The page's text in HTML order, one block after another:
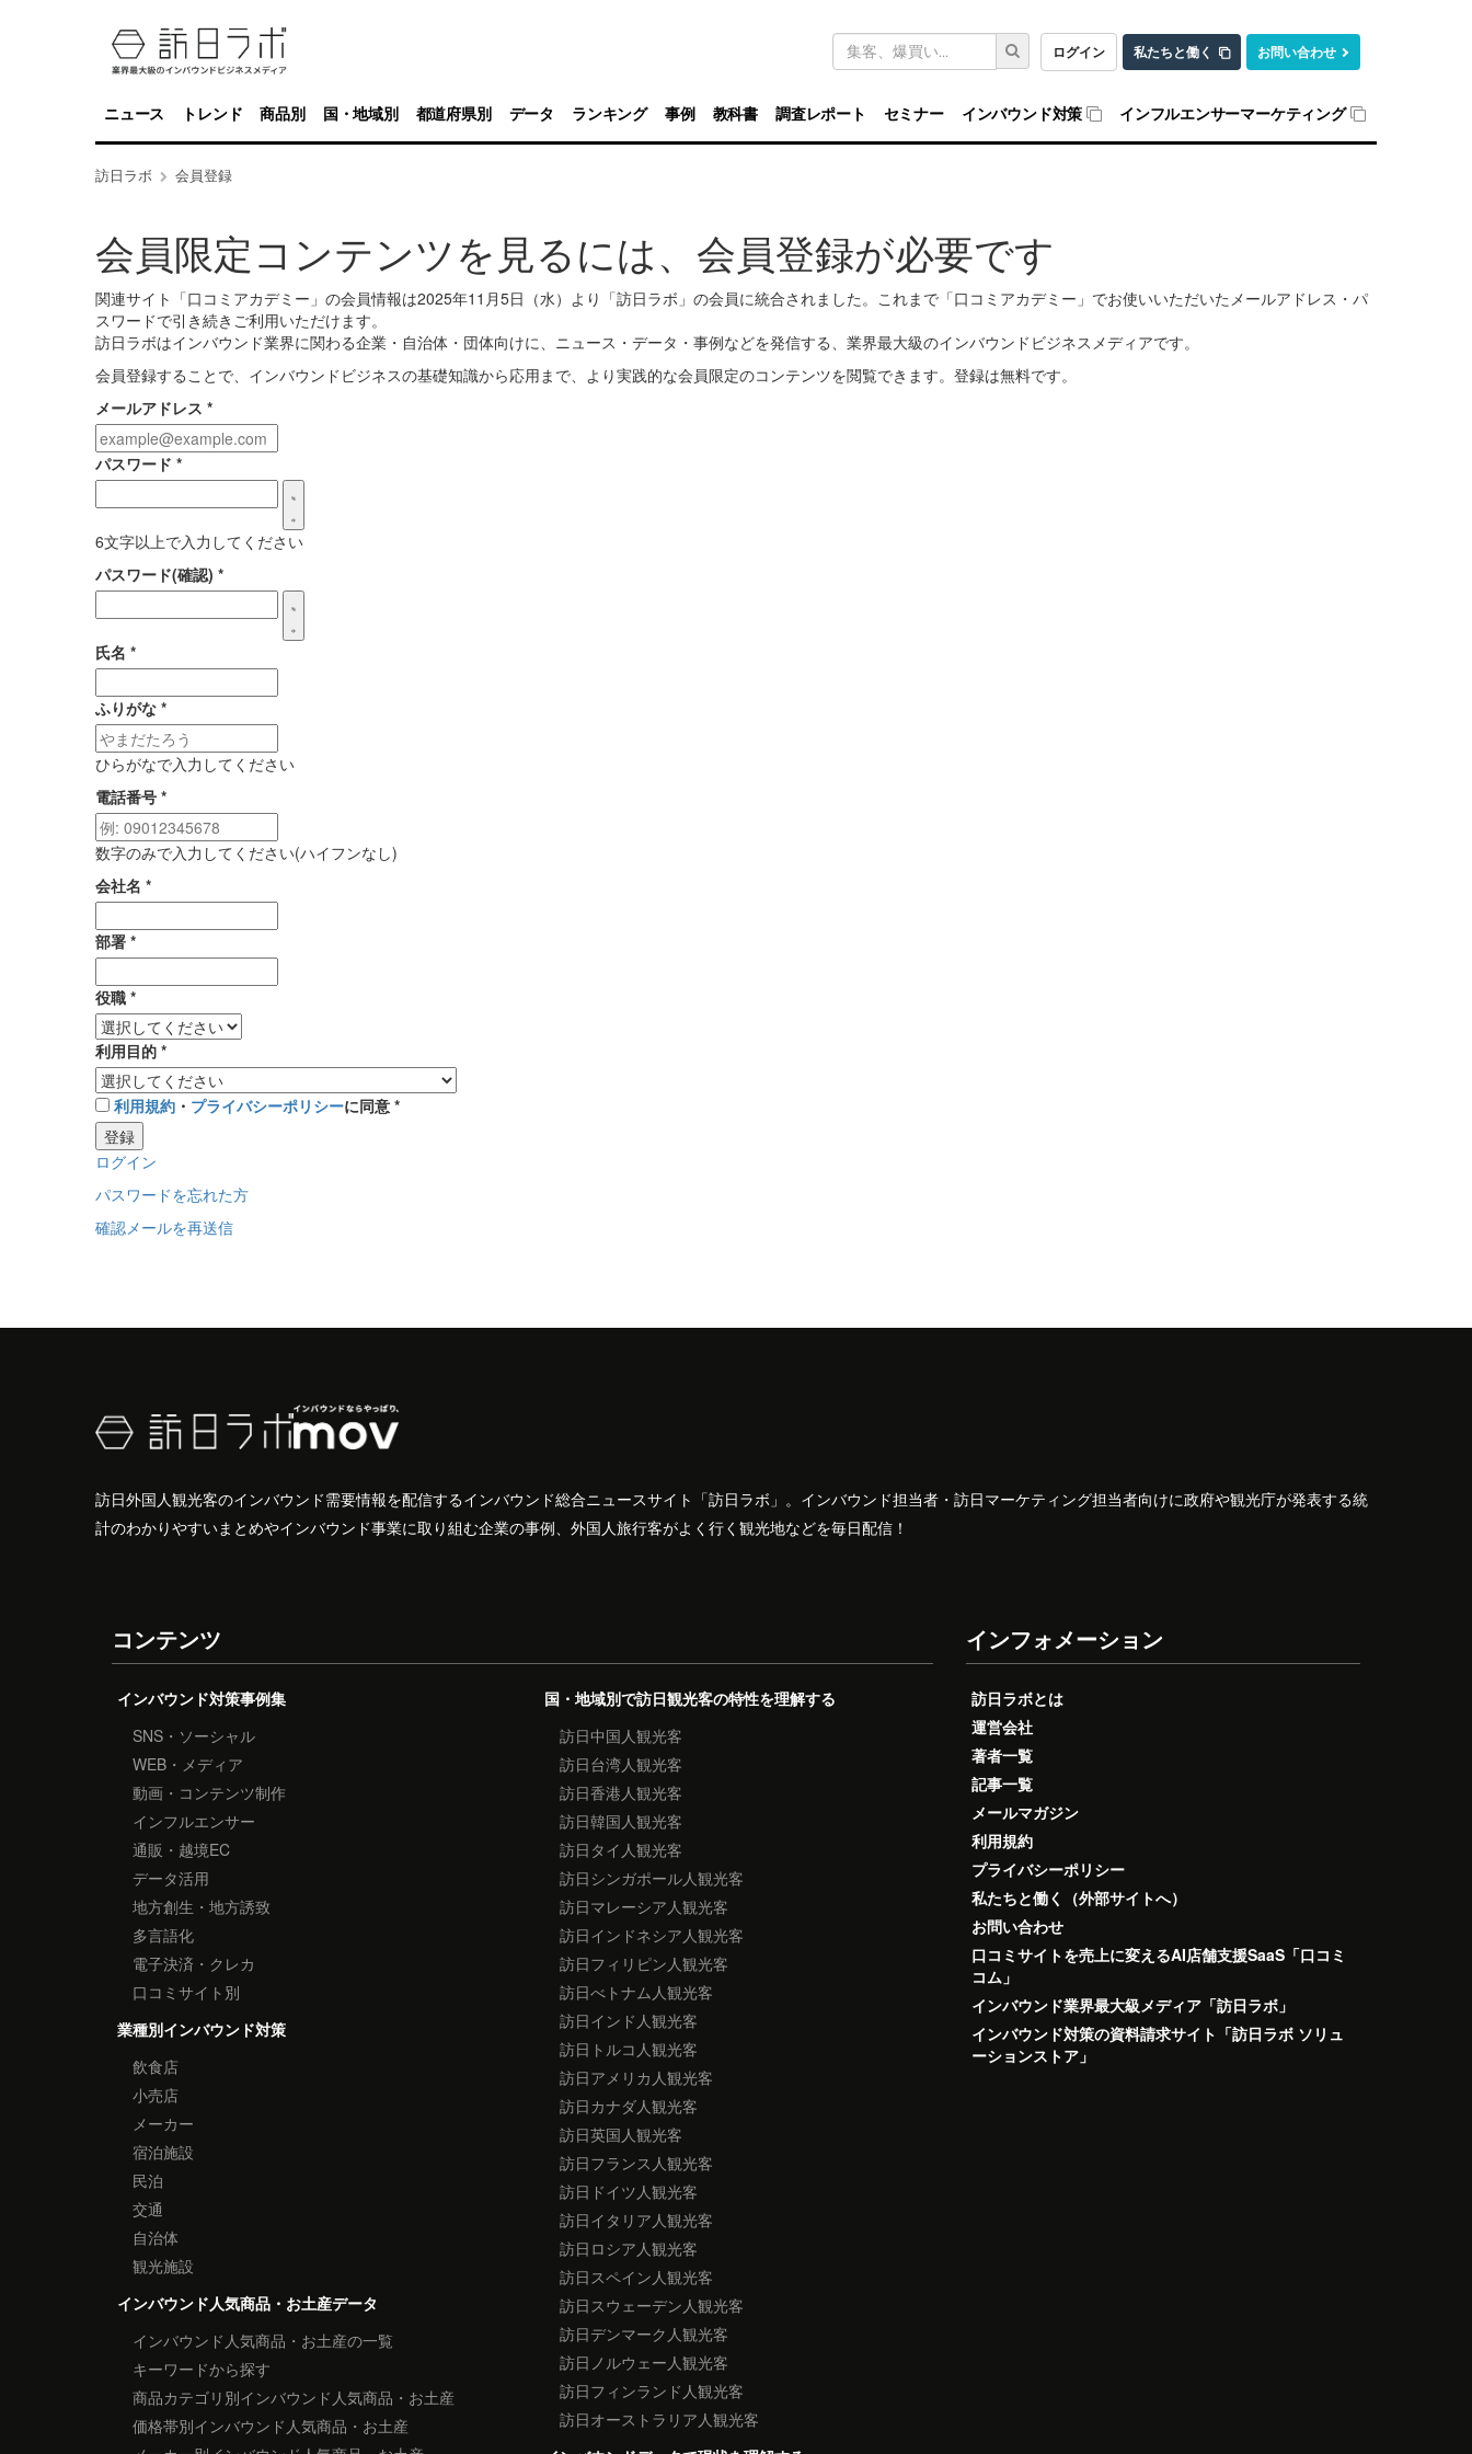
ログイン 私たちと働く お問い合わせ
キ
ワ
ド
検
索
ニュース トレンド 商品別 国・地域別 都道府県別 データ ランキング 事例 教科書 調査レポート セミナー インバウンド対策 インフルエンサーマーケティング
訪日ラボ 会員登録
会員限定コンテンツを見るには、会員登録が必要です
関連サイト「口コミアカデミー」の会員情報は2025年11月5日（水）より「訪日ラボ」の会員に統合されました。これまで「口コミアカデミー」でお使いいただいたメールアドレス・パ
スワードで引き続きご利用いただけます。
訪日ラボはインバウンド業界に関わる企業・自治体・団体向けに、ニュース・データ・事例などを発信する、業界最大級のインバウンドビジネスメディアです。
会員登録することで、インバウンドビジネスの基礎知識から応用まで、より実践的な会員限定のコンテンツを閲覧できます。登録は無料です。
メールアドレス *
パスワード *
6文字以上で入力してください
パスワード(確認) *
氏名 *
ふりがな *
ひらがなで入力してください
電話番号 *
数字のみで入力してください(ハイフンなし)
会社名 *
部署 *
役職 *
利用目的 *
利用規約 ・ プライバシーポリシーに同意 *
登録
ログイン
パスワードを忘れた方
確認メールを再送信
訪日外国人観光客のインバウンド需要情報を配信するインバウンド総合ニュースサイト「訪日ラボ」。インバウンド担当者・訪日マーケティング担当者向けに政府や観光庁が発表する統
計のわかりやすいまとめやインバウンド事業に取り組む企業の事例、外国人旅行客がよく行く観光地などを毎日配信！
コンテンツ
インバウンド対策事例集
SNS・ソーシャル
WEB・メディア
動画・コンテンツ制作
インフルエンサー
通販・越境EC
データ活用
地方創生・地方誘致
多言語化
電子決済・クレカ
口コミサイト別
業種別インバウンド対策
飲食店
小売店
メーカー
宿泊施設
民泊
交通
自治体
観光施設
インバウンド人気商品・お土産データ
インバウンド人気商品・お土産の一覧
キーワードから探す
商品カテゴリ別インバウンド人気商品・お土産
価格帯別インバウンド人気商品・お土産
国・地域別で訪日観光客の特性を理解する
訪日中国人観光客
訪日台湾人観光客
訪日香港人観光客
訪日韓国人観光客
訪日タイ人観光客
訪日シンガポール人観光客
訪日マレーシア人観光客
訪日インドネシア人観光客
訪日フィリピン人観光客
訪日べトナム人観光客
訪日インド人観光客
訪日トルコ人観光客
訪日アメリカ人観光客
訪日カナダ人観光客
訪日英国人観光客
訪日フランス人観光客
訪日ドイツ人観光客
訪日イタリア人観光客
訪日ロシア人観光客
訪日スペイン人観光客
訪日スウェーデン人観光客
訪日デンマーク人観光客
訪日ノルウェー人観光客
訪日フィンランド人観光客
訪日オーストラリア人観光客
インフォメーション
訪日ラボとは
運営会社
著者一覧
記事一覧
メールマガジン
利用規約
プライバシーポリシー
私たちと働く（外部サイトへ）
お問い合わせ
口コミサイトを売上に変えるAI店舗支援SaaS「口コミ
コム」
インバウンド業界最大級メディア「訪日ラボ」
インバウンド対策の資料請求サイト「訪日ラボ ソリュ
ーションストア」